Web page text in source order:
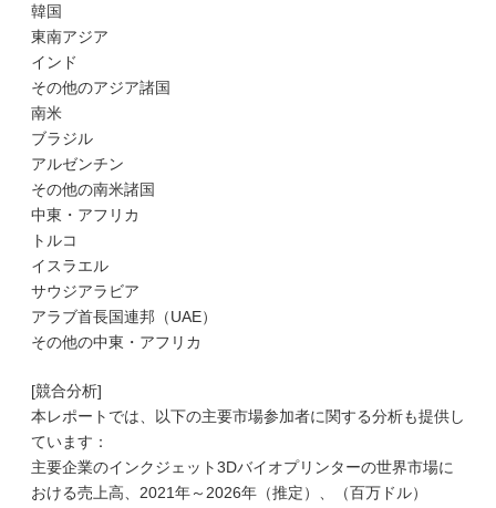
韓国
東南アジア
インド
その他のアジア諸国
南米
ブラジル
アルゼンチン
その他の南米諸国
中東・アフリカ
トルコ
イスラエル
サウジアラビア
アラブ首長国連邦（UAE）
その他の中東・アフリカ
[競合分析]
本レポートでは、以下の主要市場参加者に関する分析も提供し
ています：
主要企業のインクジェット3Dバイオプリンターの世界市場に
おける売上高、2021年～2026年（推定）、（百万ドル）